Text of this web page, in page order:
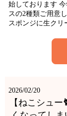
始しております
スの2種類ご用意
スポンジに生ク
2026/02/20
【ねこシュ